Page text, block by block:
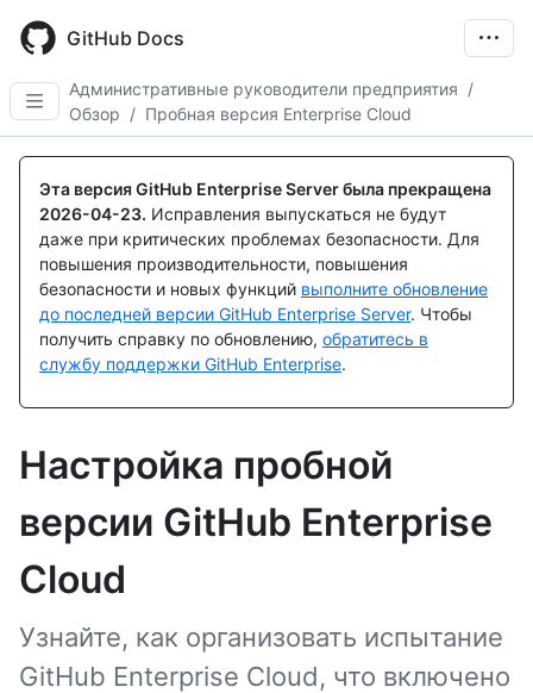
main
content
GitHub Docs
Административные руководители предприятия /
Обзор / Пробная версия Enterprise Cloud
Эта версия GitHub Enterprise Server была прекращена
2026-04-23. Исправления выпускаться не будут
даже при критических проблемах безопасности. Для
повышения производительности, повышения
безопасности и новых функций выполните обновление
до последней версии GitHub Enterprise Server. Чтобы
получить справку по обновлению, обратитесь в
службу поддержки GitHub Enterprise.
Настройка пробной
версии GitHub Enterprise
Cloud
Узнайте, как организовать испытание
GitHub Enterprise Cloud, что включено